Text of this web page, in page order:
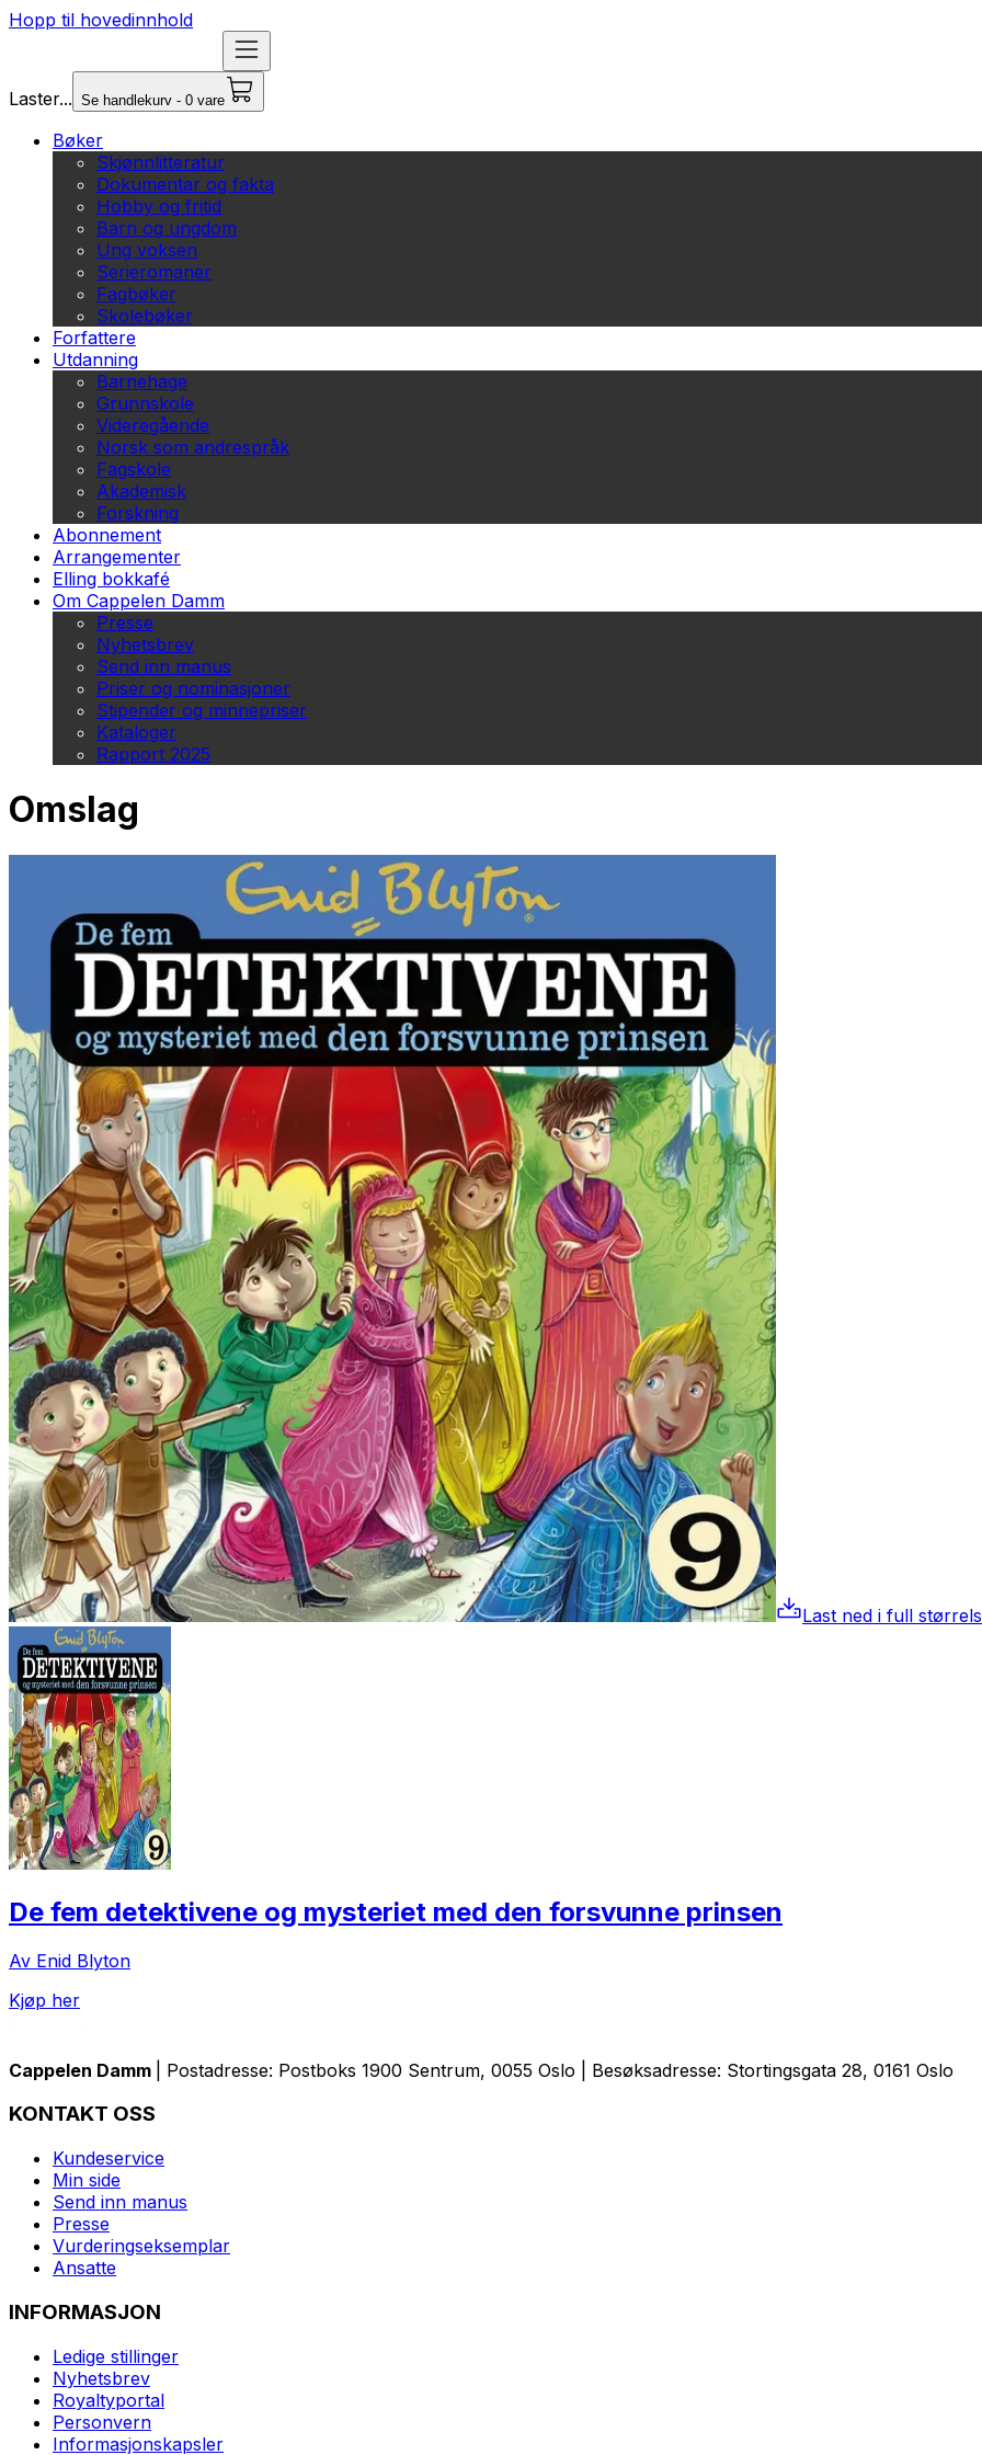
Hopp til hovedinnhold
Laster... Se handlekurv - 0 vare
Bøker
Skjønnlitteratur
Dokumentar og fakta
Hobby og fritid
Barn og ungdom
Ung voksen
Serieromaner
Fagbøker
Skolebøker
Forfattere
Utdanning
Barnehage
Grunnskole
Videregående
Norsk som andrespråk
Fagskole
Akademisk
Forskning
Abonnement
Arrangementer
Elling bokkafé
Om Cappelen Damm
Presse
Nyhetsbrev
Send inn manus
Priser og nominasjoner
Stipender og minnepriser
Kataloger
Rapport 2025
Omslag
Last ned i full
De fem detektivene og mysteriet med den forsvunne prinsen
Av Enid Blyton
Kjøp her
Cappelen Damm | Postadresse: Postboks 1900 Sentrum, 0055 Oslo | Besøksadresse: Stortingsgata 28, 0161 Oslo
KONTAKT OSS
Kundeservice
Min side
Send inn manus
Presse
Vurderingseksemplar
Ansatte
INFORMASJON
Ledige stillinger
Nyhetsbrev
Royaltyportal
Personvern
Informasjonskapsler